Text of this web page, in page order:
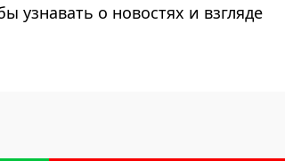
узнавать о новостях и взгляде